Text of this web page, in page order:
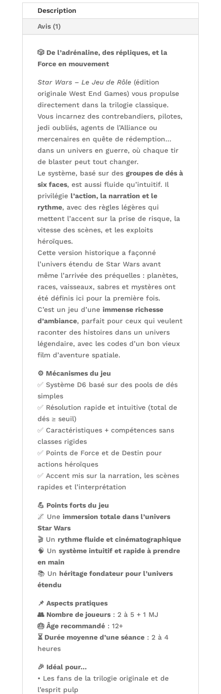
Description
Avis (1)
🎲 De l’adrénaline, des répliques, et la
Force en mouvement
Star Wars – Le Jeu de Rôle(édition
originale West End Games) vous propulse
directement dans la trilogie classique.
Vous incarnez des contrebandiers, pilotes,
jedi oubliés, agents de l’Alliance ou
mercenaires en quête de rédemption…
dans un univers en guerre, où chaque tir
de blaster peut tout changer.
Le système, basé sur des groupes de dés à
six faces, est aussi fluide qu’intuitif. Il
privilégie l’action, la narration et le
rythme, avec des règles légères qui
mettent l’accent sur la prise de risque, la
vitesse des scènes, et les exploits
héroïques.
Cette version historique a façonné
l’univers étendu de Star Wars avant
même l’arrivée des préquelles : planètes,
races, vaisseaux, sabres et mystères ont
été définis ici pour la première fois.
C’est un jeu d’une immense richesse
d’ambiance, parfait pour ceux qui veulent
raconter des histoires dans un univers
légendaire, avec les codes d’un bon vieux
film d’aventure spatiale.
⚙️ Mécanismes du jeu
✅ Système D6 basé sur des pools de dés
simples
✅ Résolution rapide et intuitive (total de
dés ≥ seuil)
✅ Caractéristiques + compétences sans
classes rigides
✅ Points de Force et de Destin pour
actions héroïques
✅ Accent mis sur la narration, les scènes
rapides et l’interprétation
💪 Points forts du jeu
🌌 Une immersion totale dans l’univers
Star Wars
🎬 Un rythme fluide et cinématographique
🧠 Un système intuitif et rapide à prendre
en main
📚 Un héritage fondateur pour l’univers
étendu
📌 Aspects pratiques
👥 Nombre de joueurs: 2 à 5 + 1 MJ
🎂 Âge recommandé: 12+
⏳ Durée moyenne d’une séance: 2 à 4
heures
🎉 Idéal pour…
• Les fans de la trilogie originale et de
l’esprit pulp